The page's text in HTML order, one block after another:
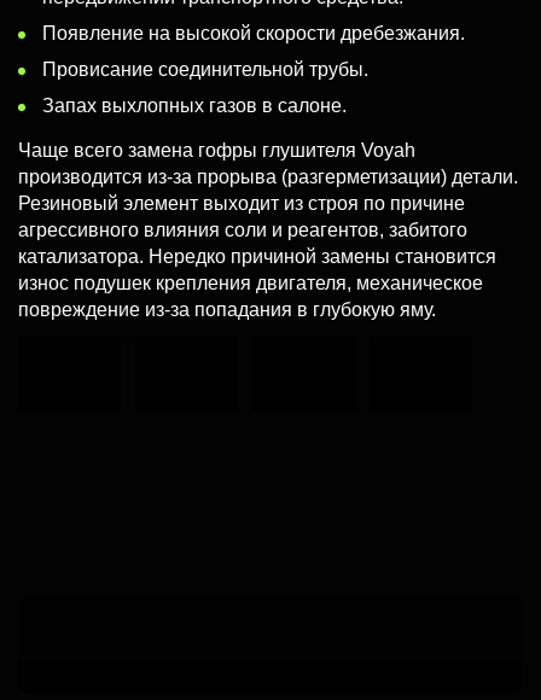
Появление на высокой скорости дребезжания.
Провисание соединительной трубы.
Запах выхлопных газов в салоне.
Чаще всего замена гофры глушителя Voyah
производится из-за прорыва (разгерметизации) детали.
Резиновый элемент выходит из строя по причине
агрессивного влияния соли и реагентов, забитого
катализатора. Нередко причиной замены становится
износ подушек крепления двигателя, механическое
повреждение из-за попадания в глубокую яму.